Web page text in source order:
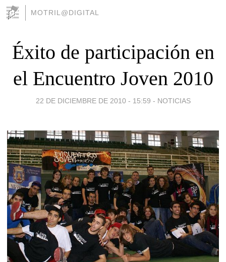
MOTRIL@DIGITAL
Éxito de participación en
el Encuentro Joven 2010
22 DE DICIEMBRE DE 2010 - 15:59 - NOTICIAS